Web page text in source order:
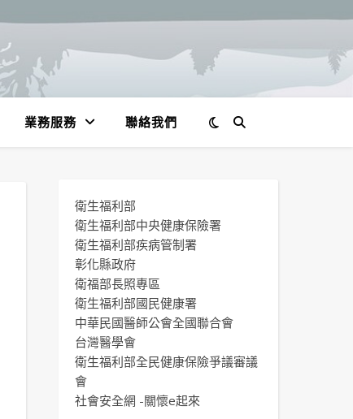
業務服務 聯絡我們
衛生福利部
衛生福利部中央健康保險署
衛生福利部疾病管制署
彰化縣政府
衛福部長照專區
衛生福利部國民健康署
中華民國醫師公會全國聯合會
台灣醫學會
衛生福利部全民健康保險爭議審議
會
社會安全網 -關懷e起來